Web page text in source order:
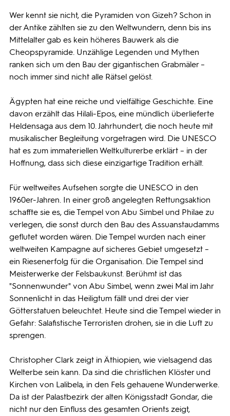
Wer kennt sie nicht, die Pyramiden von Gizeh? Schon in
der Antike zählten sie zu den Weltwundern, denn bis ins
Mittelalter gab es kein höheres Bauwerk als die
Cheopspyramide. Unzählige Legenden und Mythen
ranken sich um den Bau der gigantischen Grabmäler –
noch immer sind nicht alle Rätsel gelöst.
Ägypten hat eine reiche und vielfältige Geschichte. Eine
davon erzählt das Hilali-Epos, eine mündlich überlieferte
Heldensaga aus dem 10. Jahrhundert, die noch heute mit
musikalischer Begleitung vorgetragen wird. Die UNESCO
hat es zum immateriellen Weltkulturerbe erklärt – in der
Hoffnung, dass sich diese einzigartige Tradition erhält.
Für weltweites Aufsehen sorgte die UNESCO in den
1960er-Jahren. In einer groß angelegten Rettungsaktion
schaffte sie es, die Tempel von Abu Simbel und Philae zu
verlegen, die sonst durch den Bau des Assuanstaudamms
geflutet worden wären. Die Tempel wurden nach einer
weltweiten Kampagne auf sicheres Gebiet umgesetzt –
ein Riesenerfolg für die Organisation. Die Tempel sind
Meisterwerke der Felsbaukunst. Berühmt ist das
"Sonnenwunder" von Abu Simbel, wenn zwei Mal im Jahr
Sonnenlicht in das Heiligtum fällt und drei der vier
Götterstatuen beleuchtet. Heute sind die Tempel wieder in
Gefahr: Salafistische Terroristen drohen, sie in die Luft zu
sprengen.
Christopher Clark zeigt in Äthiopien, wie vielsagend das
Welterbe sein kann. Da sind die christlichen Klöster und
Kirchen von Lalibela, in den Fels gehauene Wunderwerke.
Da ist der Palastbezirk der alten Königsstadt Gondar, die
nicht nur den Einfluss des gesamten Orients zeigt,